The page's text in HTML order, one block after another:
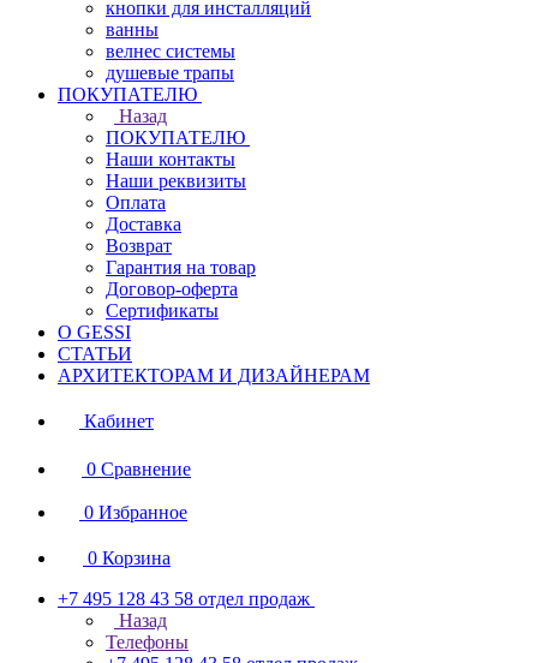
кнопки для инсталляций
ванны
велнес системы
душевые трапы
ПОКУПАТЕЛЮ
Назад
ПОКУПАТЕЛЮ
Наши контакты
Наши реквизиты
Оплата
Доставка
Возврат
Гарантия на товар
Договор-оферта
Сертификаты
О GESSI
СТАТЬИ
АРХИТЕКТОРАМ И ДИЗАЙНЕРАМ
Кабинет
0 Сравнение
0 Избранное
0 Корзина
+7 495 128 43 58 отдел продаж
Назад
Телефоны